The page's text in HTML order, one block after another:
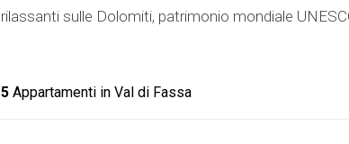
rilassanti sulle Dolomiti, patrimonio mondiale
5 Appartamenti in Val di Fassa